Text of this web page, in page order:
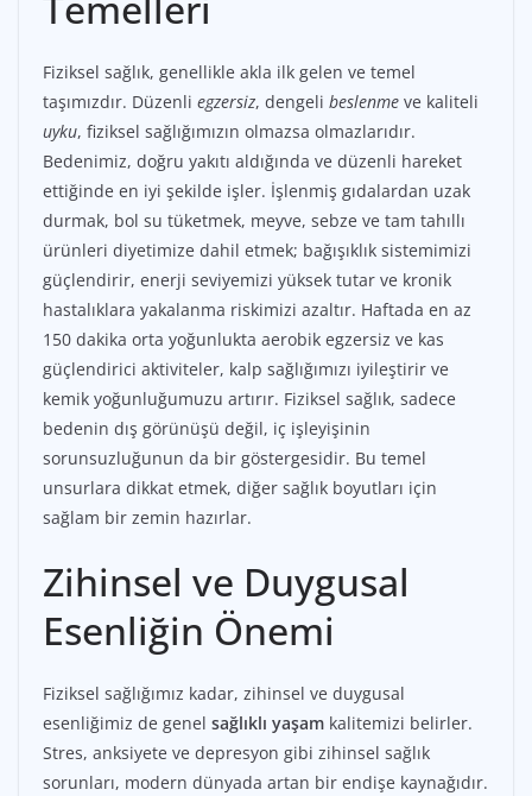
Fiziksel sağlık, genellikle akla ilk gelen ve temel
taşımızdır. Düzenli egzersiz, dengeli beslenme ve kaliteli
uyku, fiziksel sağlığımızın olmazsa olmazlarıdır.
Bedenimiz, doğru yakıtı aldığında ve düzenli hareket
ettiğinde en iyi şekilde işler. İşlenmiş gıdalardan uzak
durmak, bol su tüketmek, meyve, sebze ve tam tahıllı
ürünleri diyetimize dahil etmek; bağışıklık sistemimizi
güçlendirir, enerji seviyemizi yüksek tutar ve kronik
hastalıklara yakalanma riskimizi azaltır. Haftada en az
150 dakika orta yoğunlukta aerobik egzersiz ve kas
güçlendirici aktiviteler, kalp sağlığımızı iyileştirir ve
kemik yoğunluğumuzu artırır. Fiziksel sağlık, sadece
bedenin dış görünüşü değil, iç işleyişinin
sorunsuzluğunun da bir göstergesidir. Bu temel
unsurlara dikkat etmek, diğer sağlık boyutları için
sağlam bir zemin hazırlar.
Zihinsel ve Duygusal
Esenliğin Önemi
Fiziksel sağlığımız kadar, zihinsel ve duygusal
esenliğimiz de genel sağlıklı yaşam kalitemizi belirler.
Stres, anksiyete ve depresyon gibi zihinsel sağlık
sorunları, modern dünyada artan bir endişe kaynağıdır.